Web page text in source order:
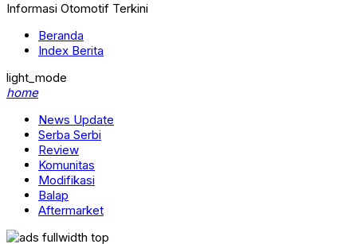
Informasi Otomotif Terkini
Beranda
Index Berita
light_mode
home
News Update
Serba Serbi
Review
Komunitas
Modifikasi
Balap
Aftermarket